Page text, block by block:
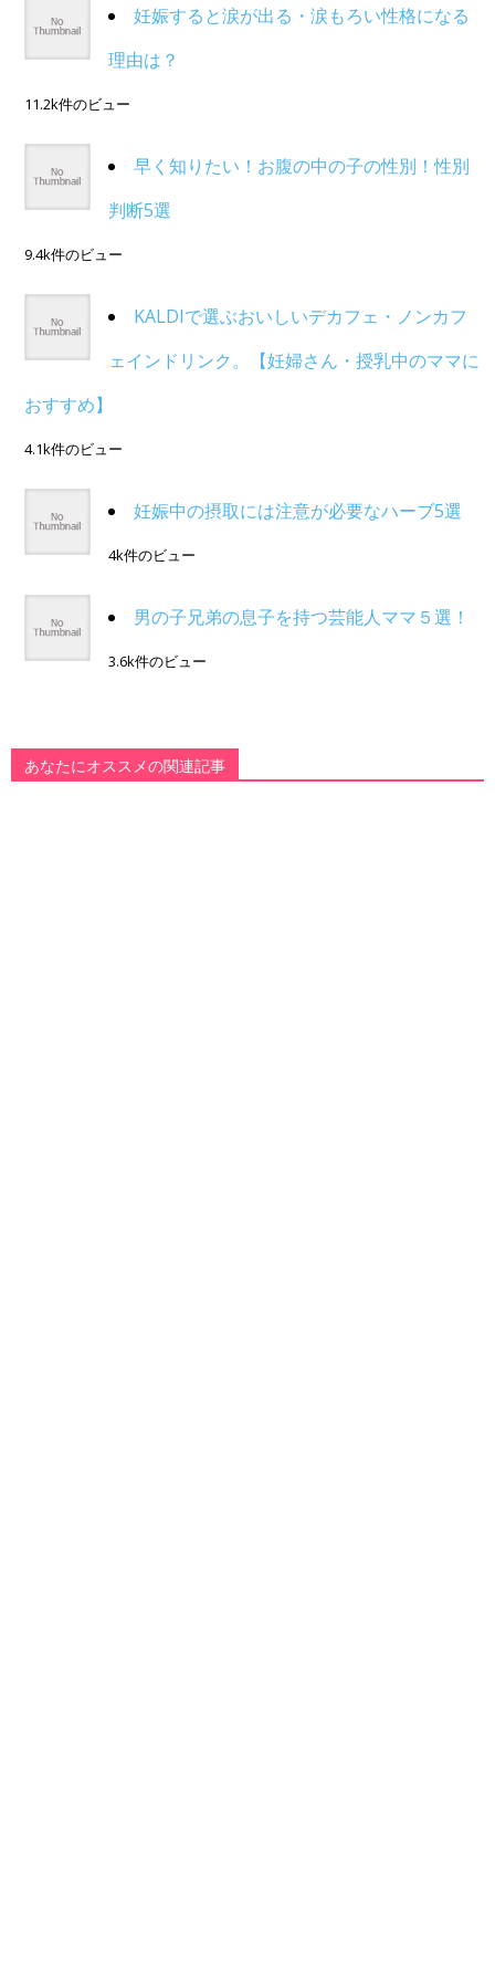
妊娠すると涙が出る・涙もろい性格になる
理由は？
11.2k件のビュー
早く知りたい！お腹の中の子の性別！性別
判断5選
9.4k件のビュー
KALDIで選ぶおいしいデカフェ・ノンカフ
ェインドリンク。【妊婦さん・授乳中のママに
おすすめ】
4.1k件のビュー
妊娠中の摂取には注意が必要なハーブ5選
4k件のビュー
男の子兄弟の息子を持つ芸能人ママ５選！
3.6k件のビュー
あなたにオススメの関連記事